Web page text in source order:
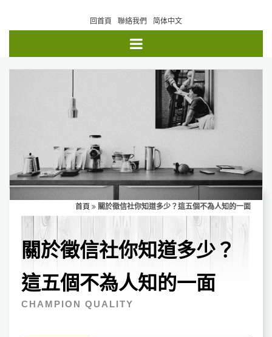
回首頁 聯絡我們 简体中文
首頁 關於徵信社你知道多少？這五個不為人知的一面
關於徵信社你知道多少？
這五個不為人知的一面
CHAMPION QUALITY